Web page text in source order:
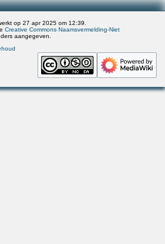
op 27 apr 2025 om 12:39.
Creative Commons Naamsvermelding-Niet
aangegeven.